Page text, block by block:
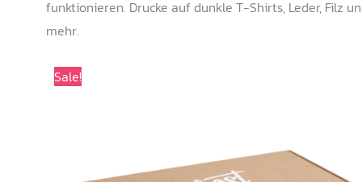
funktionieren. Drucke auf dunkle T-Shirts, Leder, Filz
mehr.
Sale!